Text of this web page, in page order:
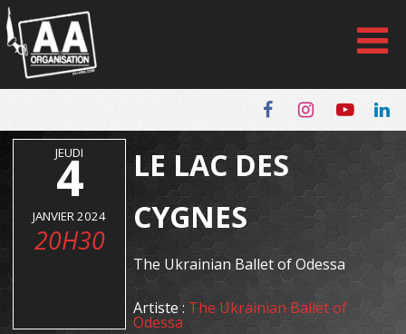
Panneau de gestion des cookies
JEUDI
4
JANVIER 2024
20H30
LE LAC DES
CYGNES
The Ukrainian Ballet of Odessa
Artiste : The Ukrainian Ballet of
Odessa